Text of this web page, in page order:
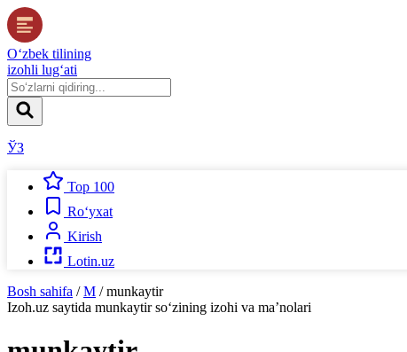
O‘zbek tilining
izohli lug‘ati
ЎЗ
Top 100
Ro‘yxat
Kirish
Lotin.uz
Bosh sahifa / M / munkaytir
Izoh.uz saytida munkaytirso‘zining izohi va ma’nolari